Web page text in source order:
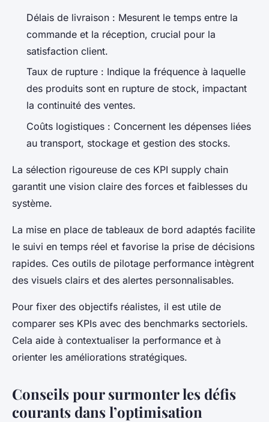
Délais de livraison : Mesurent le temps entre la
commande et la réception, crucial pour la
satisfaction client.
Taux de rupture : Indique la fréquence à laquelle
des produits sont en rupture de stock, impactant
la continuité des ventes.
Coûts logistiques : Concernent les dépenses liées
au transport, stockage et gestion des stocks.
La sélection rigoureuse de ces KPI supply chain
garantit une vision claire des forces et faiblesses du
système.
La mise en place de tableaux de bord adaptés facilite
le suivi en temps réel et favorise la prise de décisions
rapides. Ces outils de pilotage performance intègrent
des visuels clairs et des alertes personnalisables.
Pour fixer des objectifs réalistes, il est utile de
comparer ses KPIs avec des benchmarks sectoriels.
Cela aide à contextualiser la performance et à
orienter les améliorations stratégiques.
Conseils pour surmonter les défis
courants dans l’optimisation